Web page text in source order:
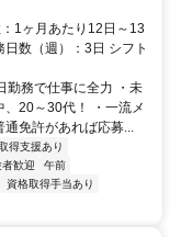
1ヶ月あたり12日～13
数（週）：3日 シフト
勤務で仕事に全力 ・未
20～30代！ ・一流メ
通免許があれば応募...
得支援あり
歓迎
午前
資格取得手当あり